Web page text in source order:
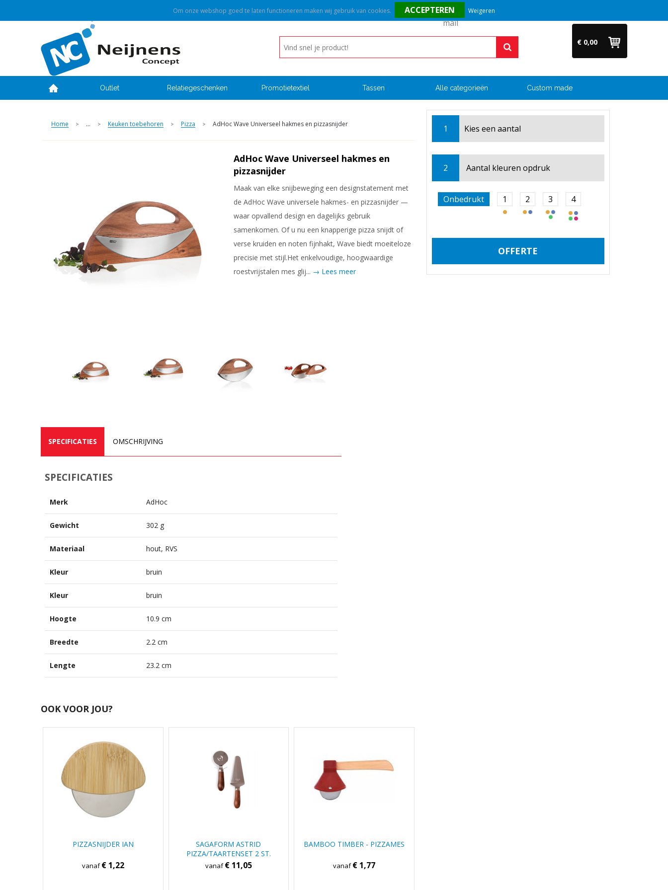
Vragen? Bel ons direct op +31 (0)6 54 33 52 04
€ 0,00
Outlet Relatiegeschenken Promotietextiel Tassen Alle categorieën Custom made
Home > ... > Keuken toebehoren > Pizza > AdHoc Wave Universeel hakmes en pizzasnijder 1 Kies een aantal
2 Aantal kleuren opdruk
Onbedrukt 1 2 3 4
OFFERTE
AdHoc Wave Universeel hakmes en
pizzasnijder
Maak van elke snijbeweging een designstatement met
de AdHoc Wave universele hakmes- en pizzasnijder —
waar opvallend design en dagelijks gebruik
samenkomen. Of u nu een knapperige pizza snijdt of
verse kruiden en noten fijnhakt, Wave biedt moeiteloze
precisie met stijl.Het enkelvoudige, hoogwaardige
roestvrijstalen mes glij... → Lees meer
SPECIFICATIES OMSCHRIJVING
SPECIFICATIES
Merk AdHoc
Gewicht 302 g
Materiaal hout, RVS
Kleur bruin
Kleur bruin
Hoogte 10.9 cm
Breedte 2.2 cm
Lengte 23.2 cm
OOK VOOR JOU?
PIZZASNIJDER IAN
vanaf€ 1,22
SAGAFORM ASTRID
PIZZA/TAARTENSET 2 ST.
vanaf€ 11,05
BAMBOO TIMBER - PIZZAMES
vanaf€ 1,77
Om onze webshop goed te laten functioneren maken wij gebruik van cookies. Weigeren